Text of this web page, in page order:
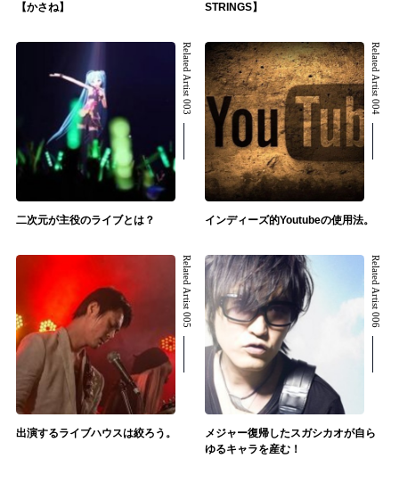
【かさね】
STRINGS】
Related Artist 003
二次元が主役のライブとは？
Related Artist 004
インディーズ的Youtubeの使用法。
Related Artist 005
出演するライブハウスは絞ろう。
Related Artist 006
メジャー復帰したスガシカオが自ら
ゆるキャラを産む！